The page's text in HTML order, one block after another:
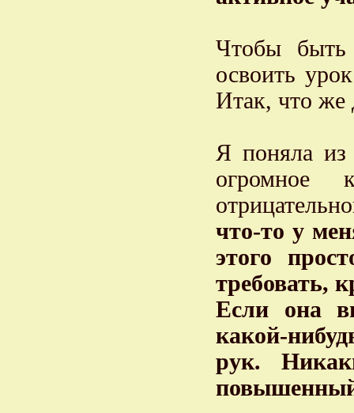
Чтобы быть
освоить
Итак, что же
Я поняла из
огромное
что-то у
этого
требовать,
Если она
какой-
рук.